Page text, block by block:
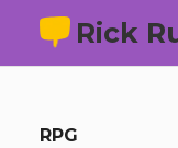
Rick
RPG